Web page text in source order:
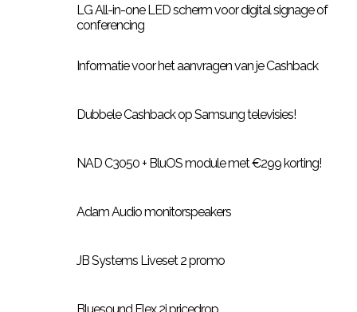
LG All-in-one LED scherm voor digital signage of
conferencing
Informatie voor het aanvragen van je Cashback
Dubbele Cashback op Samsung televisies!
NAD C3050 + BluOS module met €299 korting!
Adam Audio monitorspeakers
JB Systems Liveset 2 promo